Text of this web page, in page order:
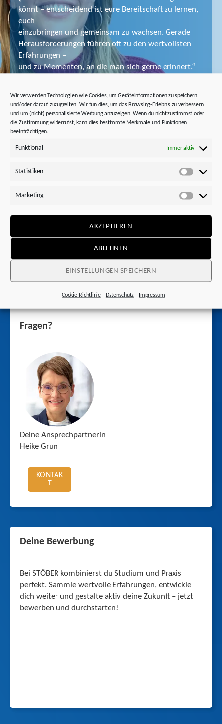
Wir verwenden Technologien wie Cookies, um Geräteinformationen zu speichern
und/oder darauf zuzugreifen. Wir tun dies, um das Browsing-Erlebnis zu verbessern
und um (nicht) personalisierte Werbung anzuzeigen. Wenn du nicht zustimmst oder
die Zustimmung widerrufst, kann dies bestimmte Merkmale und Funktionen
beeinträchtigen.
Funktional Immer aktiv
Statistiken
Marketing
AKZEPTIEREN
ABLEHNEN
EINSTELLUNGEN SPEICHERN
Cookie-Richtlinie Datenschutz Impressum
könnt – entscheidend ist eure Bereitschaft zu lernen,
euch
einzubringen und gemeinsam zu wachsen. Gerade
Herausforderungen führen oft zu den wertvollsten
Erfahrungen –
und zu Momenten, an die man sich gerne erinnert.“
– Carolin Eckert, Ausbilderin
Auch interessant
Fragen?
Deine Ansprechpartnerin
Heike Grun
KONTAK
Deine Bewerbung
Bei STÖBER kombinierst du Studium und Praxis
perfekt. Sammle wertvolle Erfahrungen, entwickle
dich weiter und gestalte aktiv deine Zukunft – jetzt
bewerben und durchstarten!